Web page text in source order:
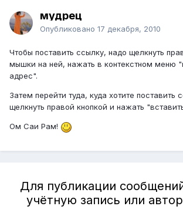
мудрец
Опубликовано 17 декабря, 2010
Чтобы поставить ссылку, надо щелкнуть
мышки на ней, нажать в контекстном меню
адрес".
Затем перейти туда, куда хотите поставить
щелкнуть правой кнопкой и нажать
Ом Саи Рам!
Для публикации
учётную запись или